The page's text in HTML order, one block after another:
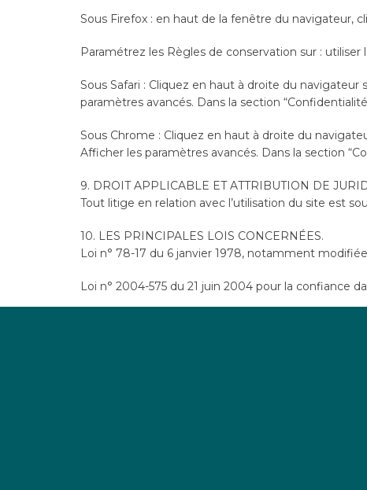
Sous Firefox : en haut de la fenêtre du navigateur,
Paramétrez les Règles de conservation sur :
Sous Safari : Cliquez en haut à droite du
paramètres avancés. Dans la section
Sous Chrome : Cliquez en haut à droite du
Afficher les paramètres avancés. Dans la section
9. DROIT APPLICABLE ET ATTRIBUTION DE
Tout litige en relation avec l’utilisation du site est
10. LES PRINCIPALES LOIS CONCERNÉES.
Loi n° 78-17 du 6 janvier 1978, notamment
Loi n° 2004-575 du 21 juin 2004 pour la confiance